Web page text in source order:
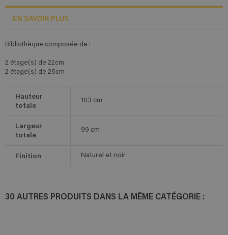
EN SAVOIR PLUS
Bibliothèque composée de :
2 étage(s) de 22cm
2 étage(s) de 25cm
Hauteur
totale
103 cm
Largeur
totale
99 cm
Finition Naturel et noir
30 AUTRES PRODUITS DANS LA MÊME CATÉGORIE :